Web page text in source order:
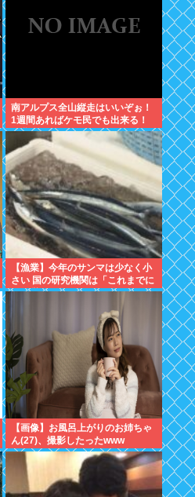
南アルプス全山縦走はいいぞぉ！
1週間あればケモ民でも出来る！
お盆休みにやってみなイカ？
【漁業】今年のサンマは少なく小
さい 国の研究機関は「これまでに
なく厳しい年になる」
【画像】お風呂上がりのお姉ちゃ
ん(27)、撮影したったwww